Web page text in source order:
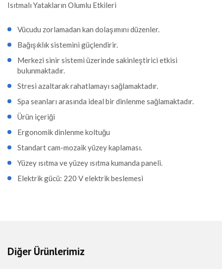
Isıtmalı Yatakların Olumlu Etkileri
Vücudu zorlamadan kan dolaşımını düzenler.
Bağışıklık sistemini güçlendirir.
Merkezi sinir sistemi üzerinde sakinleştirici etkisi
bulunmaktadır.
Stresi azaltarak rahatlamayı sağlamaktadır.
Spa seanları arasında ideal bir dinlenme sağlamaktadır.
Ürün içeriği
Ergonomik dinlenme koltuğu
Standart cam-mozaik yüzey kaplaması.
Yüzey ısıtma ve yüzey ısıtma kumanda paneli.
Elektrik gücü: 220 V elektrik beslemesi
Diğer Ürünlerimiz